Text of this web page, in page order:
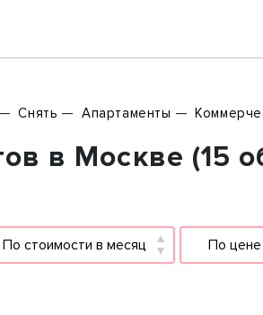
Снять Апартаменты
в Москве (15
По стоимости в месяц По цене